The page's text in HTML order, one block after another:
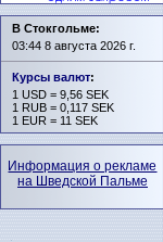
В Стокгольме:
03:44 8 августа 2026 г.
Курсы валют:
1 USD = 9,56 SEK
1 RUB = 0,117 SEK
1 EUR = 11 SEK
Информация о рекламе
на Шведской Пальме